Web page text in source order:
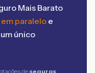
Mais Barato
paralelo e
único
de seguros